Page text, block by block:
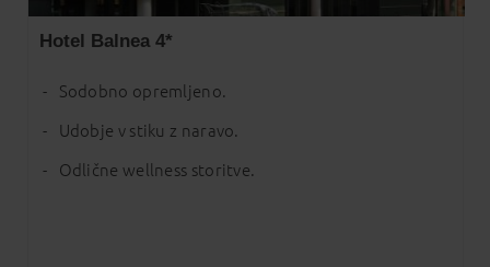
Hotel Balnea 4*
Sodobno opremljeno.
Udobje v stiku z naravo.
Odlične wellness storitve.